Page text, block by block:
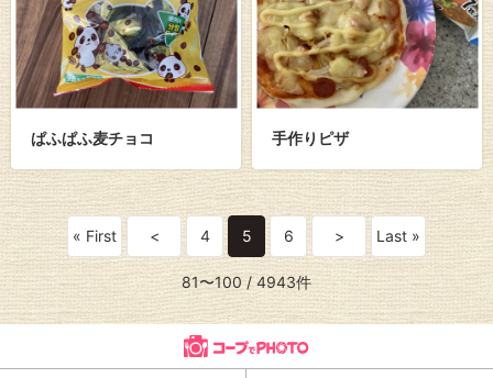
ぱふぱふ麦チョコ 手作りピザ
« First < 4 5 6 > Last »
81〜100 / 4943件